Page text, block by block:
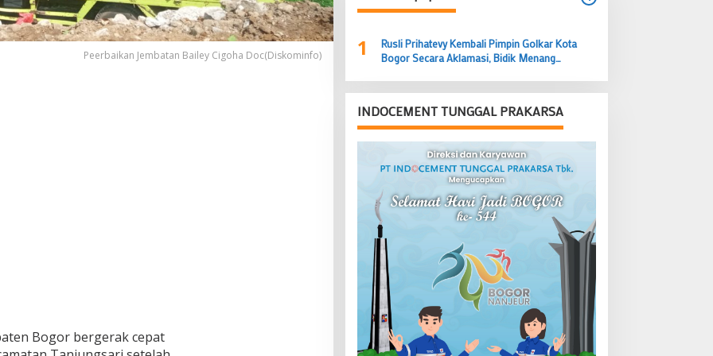
Peerbaikan Jembatan Bailey Cigoha Doc(Diskominfo)
Bogor bergerak cepat
1
Rusli Prihatevy Kembali Pimpin Golkar Kota
Bogor Secara Aklamasi, Bidik Menang
INDOCEMENT TUNGGAL PRAKARSA